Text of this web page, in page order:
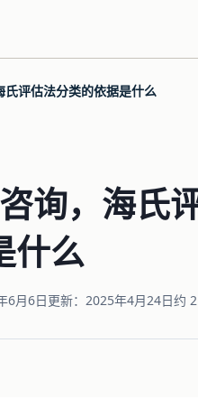
评估法分类的依据是什么
询，海氏
什么
6月6日更新：2025年4月24日约